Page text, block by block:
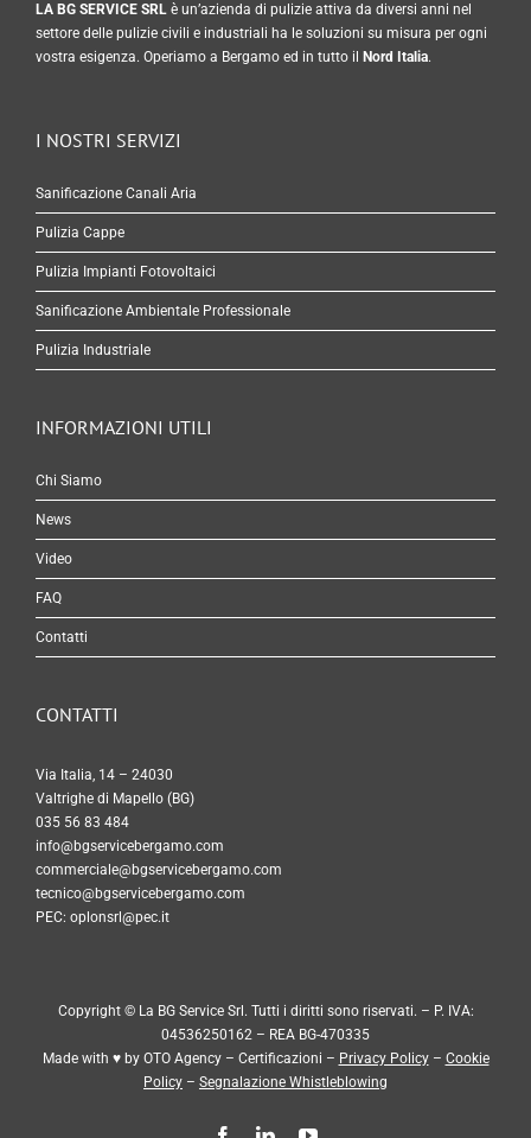
LA BG SERVICE SRLè un’azienda di pulizie attiva da diversi anni nel
settore delle pulizie civili e industriali ha le soluzioni su misura per ogni
vostra esigenza. Operiamo a Bergamo ed in tutto il
Nord Italia.
I NOSTRI SERVIZI
Sanificazione Canali Aria
Pulizia Cappe
Pulizia Impianti Fotovoltaici
Sanificazione Ambientale Professionale
Pulizia Industriale
INFORMAZIONI UTILI
Chi Siamo
News
Video
FAQ
Contatti
CONTATTI
Via Italia, 14 – 24030
Valtrighe di Mapello (BG)
035 56 83 484
info@bgservicebergamo.com
commerciale@bgservicebergamo.com
tecnico@bgservicebergamo.com
PEC: oplonsrl@pec.it
Copyright © La BG Service Srl. Tutti i diritti sono riservati. – P. IVA:
04536250162 – REA BG-470335
Made with ♥ by OTO Agency– Certificazioni – Privacy Policy– Cookie
Policy – Segnalazione Whistleblowing